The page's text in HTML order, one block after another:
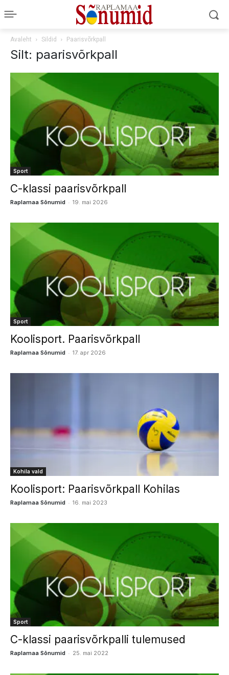
Avaleht Sildid Paarisvõrkpall
Silt: paarisvõrkpall
Sport
C-klassi paarisvõrkpall
Raplamaa Sõnumid - 19. mai 2026
Sport
Koolisport. Paarisvõrkpall
Raplamaa Sõnumid - 17. apr 2026
Kohila vald
Koolisport: Paarisvõrkpall Kohilas
Raplamaa Sõnumid - 16. mai 2023
Sport
C-klassi paarisvõrkpalli tulemused
Raplamaa Sõnumid - 25. mai 2022